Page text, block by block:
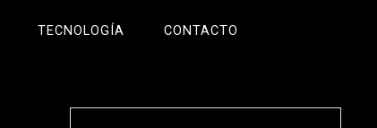
TECNOLOGÍA CONTACTO